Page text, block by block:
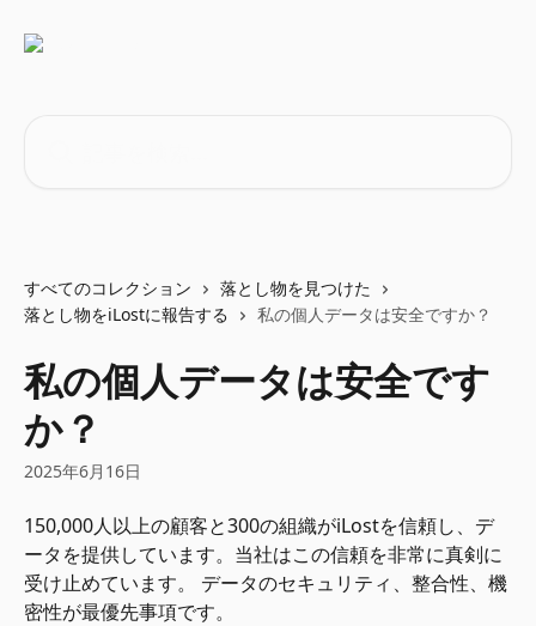
すべてのコレクション
落とし物を見つけた
落とし物をiLostに報告する
私の個人データは安全ですか？
私の個人データは安全です
か？
2025年6月16日
150,000人以上の顧客と300の組織がiLostを信頼し、デ
ータを提供しています。当社はこの信頼を非常に真剣に
受け止めています。 データのセキュリティ、整合性、機
密性が最優先事項です。